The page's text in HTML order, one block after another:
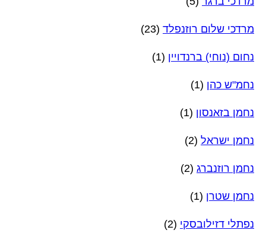
מרדכי שלום רוזנפלד (23)
נחום (נוחי) ברנדויין (1)
נחמ"ש כהן (1)
נחמן בזאנסון (1)
נחמן ישראל (2)
נחמן רוזנברג (2)
נחמן שטרן (1)
נפתלי דזילובסקי (2)